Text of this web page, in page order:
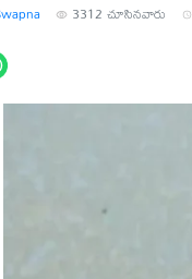
3312 చూసినవారు